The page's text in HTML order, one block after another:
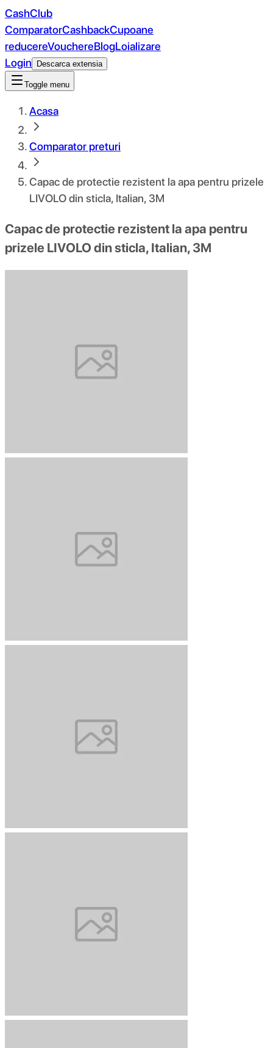
CashClub
ComparatorCashbackCupoane
reducereVouchereBlogLoializare
Login
Descarca extensia
Toggle menu
Acasa
Comparator preturi
Capac de protectie rezistent la apa pentru prizele
LIVOLO din sticla, Italian, 3M
Capac de protectie rezistent la apa pentru
prizele LIVOLO din sticla, Italian, 3M